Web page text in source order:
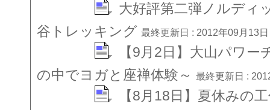
大好評第二弾ノルディ
谷トレッキング 最終更新日 : 2012年09月13
【9月2日】大山パワ
の中でヨガと座禅体験～
最終更新日 :
【8月18日】夏休みの